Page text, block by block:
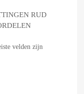
RUD
velden zijn